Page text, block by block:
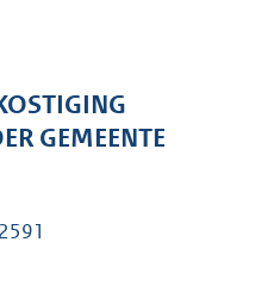
r
o
GEMEENTE